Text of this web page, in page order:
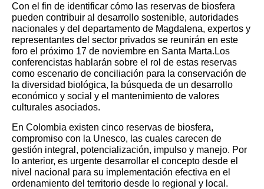
Con el fin de identificar cómo las reservas de biosfera
pueden contribuir al desarrollo sostenible, autoridades
nacionales y del departamento de Magdalena, expertos y
representantes del sector privados se reunirán en este
foro el próximo 17 de noviembre en Santa Marta.Los
conferencistas hablarán sobre el rol de estas reservas
como escenario de conciliación para la conservación de
la diversidad biológica, la búsqueda de un desarrollo
económico y social y el mantenimiento de valores
culturales asociados.
En Colombia existen cinco reservas de biosfera,
compromiso con la Unesco, las cuales carecen de
gestión integral, potencialización, impulso y manejo. Por
lo anterior, es urgente desarrollar el concepto desde el
nivel nacional para su implementación efectiva en el
ordenamiento del territorio desde lo regional y local.